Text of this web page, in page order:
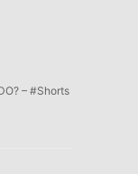
– #Shorts